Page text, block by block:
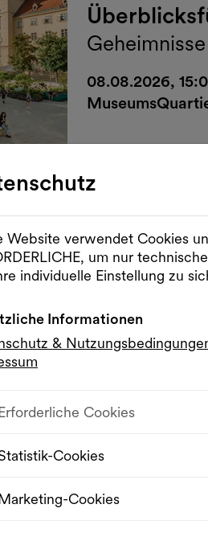
08.08.2026,
Freie Kiosk Kultur
Freie
MQ Pop-Up
08.08.2026,
MQ Raum D
Film
Demba
Website verwendet Cookies
um nur
individuelle Einstellung zu
Informationen
&
Cookies
Cookies
Cookies